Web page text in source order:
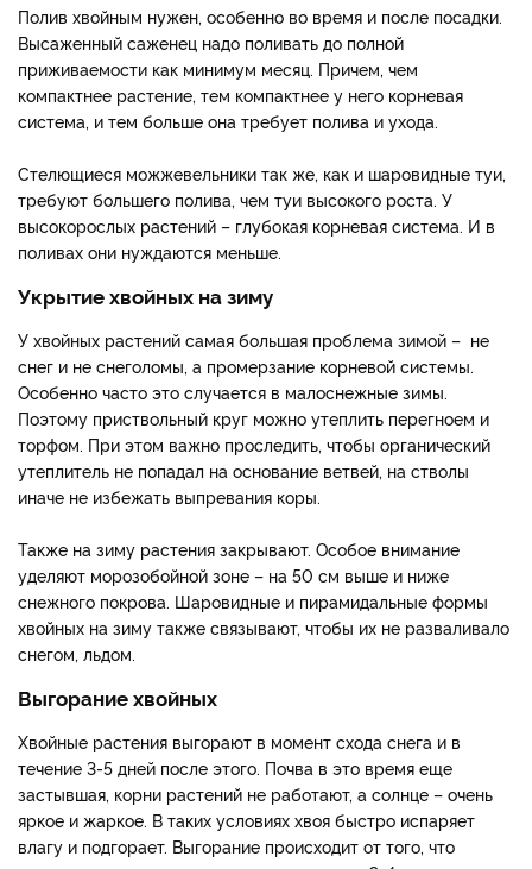
Полив хвойным нужен, особенно во время и после посадки.
Высаженный саженец надо поливать до полной
приживаемости как минимум месяц. Причем, чем
компактнее растение, тем компактнее у него корневая
система, и тем больше она требует полива и ухода.
Стелющиеся можжевельники так же, как и шаровидные туи,
требуют большего полива, чем туи высокого роста. У
высокорослых растений – глубокая корневая система. И в
поливах они нуждаются меньше.
Укрытие хвойных на зиму
У хвойных растений самая большая проблема зимой – не
снег и не снеголомы, а промерзание корневой системы.
Особенно часто это случается в малоснежные зимы.
Поэтому приствольный круг можно утеплить перегноем и
торфом. При этом важно проследить, чтобы органический
утеплитель не попадал на основание ветвей, на стволы
иначе не избежать выпревания коры.
Также на зиму растения закрывают. Особое внимание
уделяют морозобойной зоне – на 50 см выше и ниже
снежного покрова. Шаровидные и пирамидальные формы
хвойных на зиму также связывают, чтобы их не разваливало
снегом, льдом.
Выгорание хвойных
Хвойные растения выгорают в момент схода снега и в
течение 3-5 дней после этого. Почва в это время еще
застывшая, корни растений не работают, а солнце – очень
яркое и жаркое. В таких условиях хвоя быстро испаряет
влагу и подгорает. Выгорание происходит от того, что